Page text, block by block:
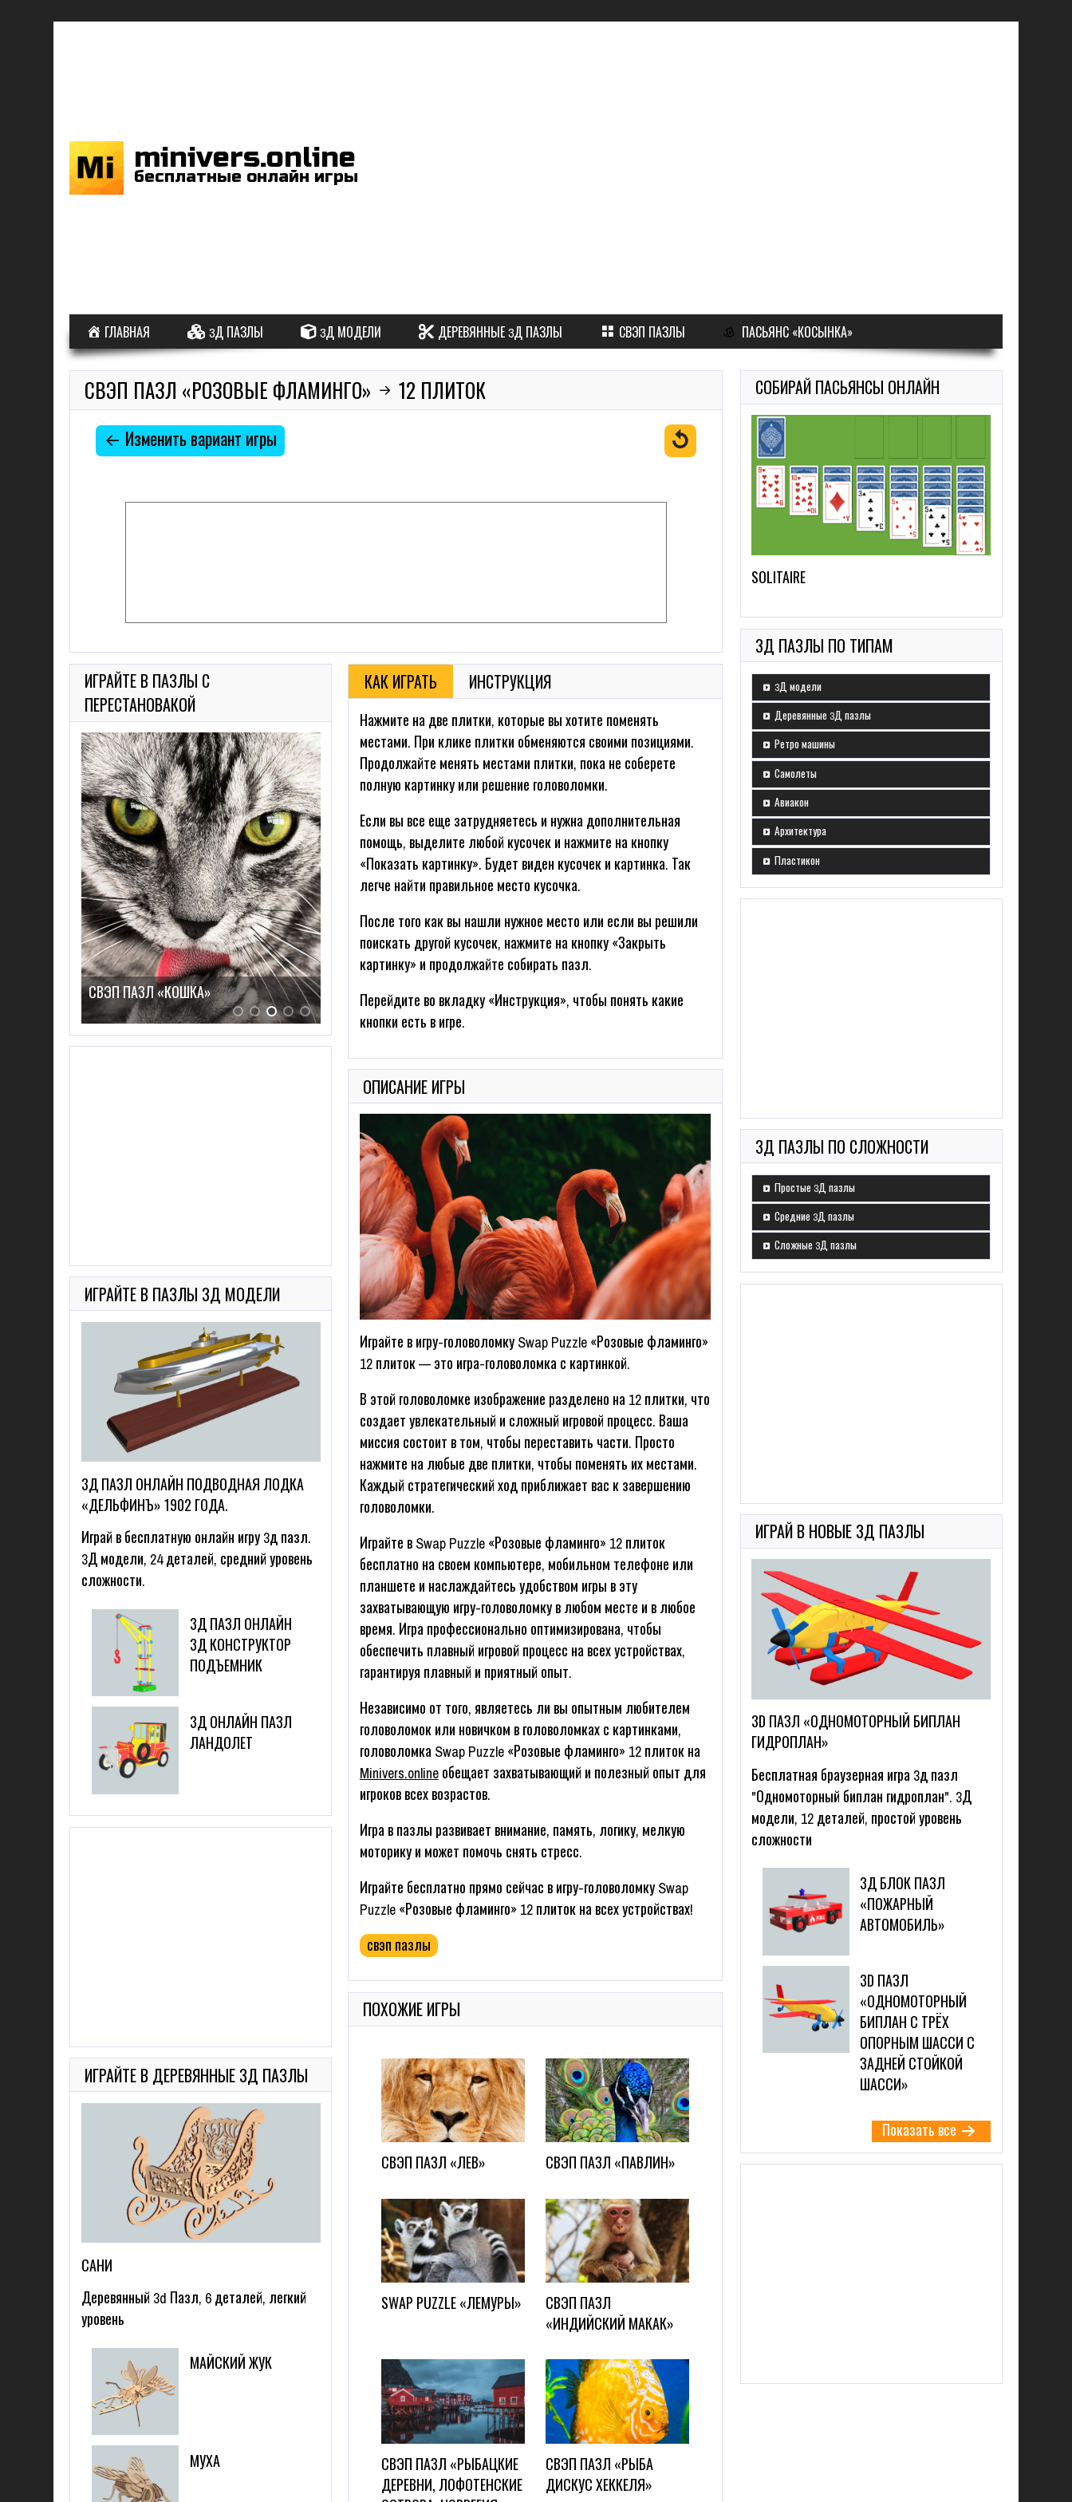
minivers.online
бесплатные онлайн игры
ГЛАВНАЯ 3Д ПАЗЛЫ 3Д МОДЕЛИ ДЕРЕВЯННЫЕ 3Д ПАЗЛЫ СВЭП ПАЗЛЫ ПАСЬЯНС «КОСЫНКА»
СВЭП ПАЗЛ «РОЗОВЫЕ ФЛАМИНГО» → 12 ПЛИТОК
← Изменить вариант игры ↺
ИГРАЙТЕ В ПАЗЛЫ С
ПЕРЕСТАНОВАКОЙ
СВЭП ПАЗЛ «КОШКА» СВЭП ПАЗЛ «ЛЕВ»
СВЭП ПАЗЛ «ПОПУГАЙ РАДУЖНЫЙ
ЛОРИКЕТ»
ИГРАЙТЕ В ПАЗЛЫ 3Д МОДЕЛИ
3Д ПАЗЛ ОНЛАЙН ПОДВОДНАЯ ЛОДКА
«ДЕЛЬФИНЪ» 1902 ГОДА.
Играй в бесплатную онлайн игру 3д пазл.
3Д модели, 24 деталей, средний уровень
сложности.
3Д ПАЗЛ ОНЛАЙН
3Д КОНСТРУКТОР
ПОДЪЕМНИК
3Д ОНЛАЙН ПАЗЛ
ЛАНДОЛЕТ
ИГРАЙТЕ В ДЕРЕВЯННЫЕ 3Д ПАЗЛЫ
САНИ
Деревянный 3d Пазл, 6 деталей, легкий
уровень
МАЙСКИЙ ЖУК
МУХА
КАК ИГРАТЬ ИНСТРУКЦИЯ
Нажмите на две плитки, которые вы хотите поменять
местами. При клике плитки обменяются своими позициями.
Продолжайте менять местами плитки, пока не соберете
полную картинку или решение головоломки.
Если вы все еще затрудняетесь и нужна дополнительная
помощь, выделите любой кусочек и нажмите на кнопку
«Показать картинку». Будет виден кусочек и картинка. Так
легче найти правильное место кусочка.
После того как вы нашли нужное место или если вы решили
поискать другой кусочек, нажмите на кнопку «Закрыть
картинку» и продолжайте собирать пазл.
Перейдите во вкладку «Инструкция», чтобы понять какие
кнопки есть в игре.
ОПИСАНИЕ ИГРЫ
Играйте в игру-головоломку Swap Puzzle «Розовые фламинго»
12 плиток — это игра-головоломка с картинкой.
В этой головоломке изображение разделено на 12 плитки, что
создает увлекательный и сложный игровой процесс. Ваша
миссия состоит в том, чтобы переставить части. Просто
нажмите на любые две плитки, чтобы поменять их местами.
Каждый стратегический ход приближает вас к завершению
головоломки.
Играйте в Swap Puzzle «Розовые фламинго» 12 плиток
бесплатно на своем компьютере, мобильном телефоне или
планшете и наслаждайтесь удобством игры в эту
захватывающую игру-головоломку в любом месте и в любое
время. Игра профессионально оптимизирована, чтобы
обеспечить плавный игровой процесс на всех устройствах,
гарантируя плавный и приятный опыт.
Независимо от того, являетесь ли вы опытным любителем
головоломок или новичком в головоломках с картинками,
головоломка Swap Puzzle «Розовые фламинго» 12 плиток на
Minivers.onlineобещает захватывающий и полезный опыт для
игроков всех возрастов.
Игра в пазлы развивает внимание, память, логику, мелкую
моторику и может помочь снять стресс.
Играйте бесплатно прямо сейчас в игру-головоломку Swap
Puzzle «Розовые фламинго» 12 плиток на всех устройствах!
свэп пазлы
ПОХОЖИЕ ИГРЫ
СВЭП ПАЗЛ «ЛЕВ» СВЭП ПАЗЛ «ПАВЛИН»
SWAP PUZZLE «ЛЕМУРЫ»
СВЭП ПАЗЛ
«ИНДИЙСКИЙ МАКАК»
СВЭП ПАЗЛ «РЫБАЦКИЕ
ДЕРЕВНИ, ЛОФОТЕНСКИЕ
СВЭП ПАЗЛ «РЫБА
ДИСКУС ХЕККЕЛЯ»
СОБИРАЙ ПАСЬЯНСЫ ОНЛАЙН
SOLITAIRE
3Д ПАЗЛЫ ПО ТИПАМ
3Д модели
Деревянные 3Д пазлы
Ретро машины
Самолеты
Авиакон
Архитектура
Пластикон
3Д ПАЗЛЫ ПО СЛОЖНОСТИ
Простые 3Д пазлы
Средние 3Д пазлы
Сложные 3Д пазлы
ИГРАЙ В НОВЫЕ 3Д ПАЗЛЫ
3D ПАЗЛ «ОДНОМОТОРНЫЙ БИПЛАН
ГИДРОПЛАН»
Бесплатная браузерная игра 3д пазл
"Одномоторный биплан гидроплан". 3Д
модели, 12 деталей, простой уровень
сложности
3Д БЛОК ПАЗЛ
«ПОЖАРНЫЙ
АВТОМОБИЛЬ»
3D ПАЗЛ
«ОДНОМОТОРНЫЙ
БИПЛАН С ТРЁХ
ОПОРНЫМ ШАССИ С
ЗАДНЕЙ СТОЙКОЙ
ШАССИ»
Показать все